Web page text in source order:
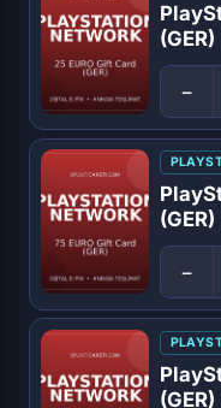
(GER)
−
(GER)
−
(GER)